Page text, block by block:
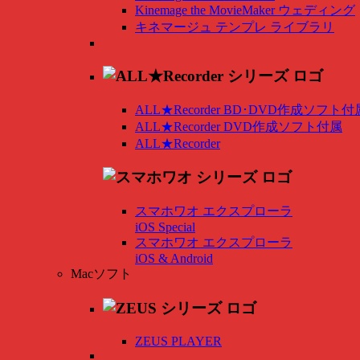
Kinemage the MovieMaker ウェディング
キネマージュ テンプレ ライブラリ
ALL★Recorder BD･DVD作成ソフト付
ALL★Recorder DVD作成ソフト付属
ALL★Recorder
スマホワオ エクスプローラ
iOS Special
スマホワオ エクスプローラ
iOS & Android
Macソフト
ZEUS PLAYER